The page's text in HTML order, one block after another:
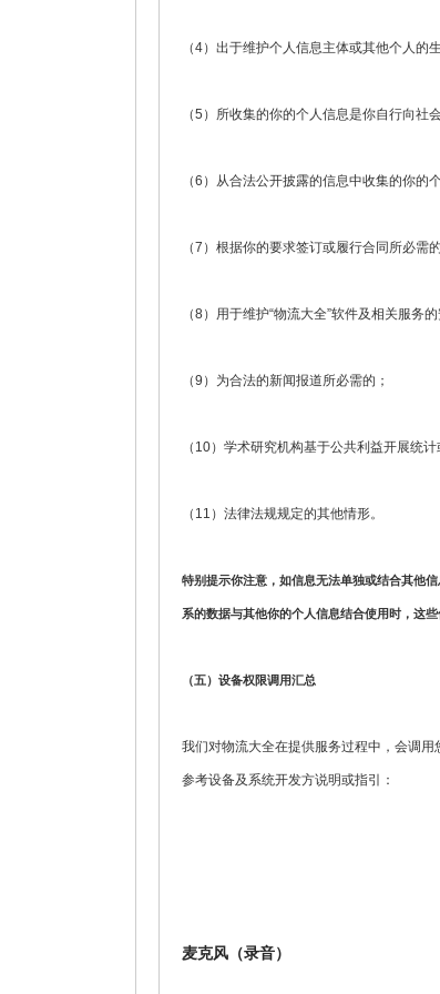
（4）出于维护个人信息主体或其他个人的
（5）所收集的你的个人信息是你自行向社
（6）从合法公开披露的信息中收集的你的
（7）根据你的要求签订或履行合同所必需的
（8）用于维护“物流大全”软件及相关服务
（9）为合法的新闻报道所必需的；
（10）学术研究机构基于公共利益开展统
（11）法律法规规定的其他情形。
特别提示你注意，如信息无法单独或结合其他
系的数据与其他你的个人信息结合使用时，这
（五）设备权限调用汇总
我们对物流大全在提供服务过程中，会调
参考设备及系统开发方说明或指引：
麦克风（录音）